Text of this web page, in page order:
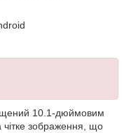
10.1-дюймовим
чітке зображення, що